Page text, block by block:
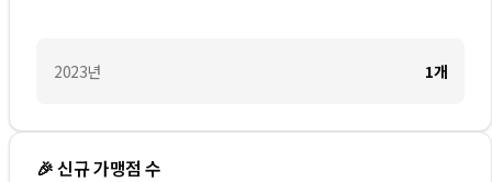
2023년 1개
🎉 신규 가맹점 수